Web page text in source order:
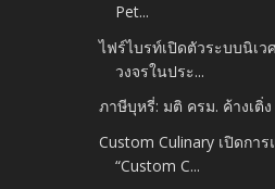
Pet...
ไฟร์ไบรท์เปิดตัวระบบนิเ
วงจรในประ...
ภาษีบุหรี่: มติ ครม. ค้างเติ่
Custom Culinary เปิดกา
“Custom C...